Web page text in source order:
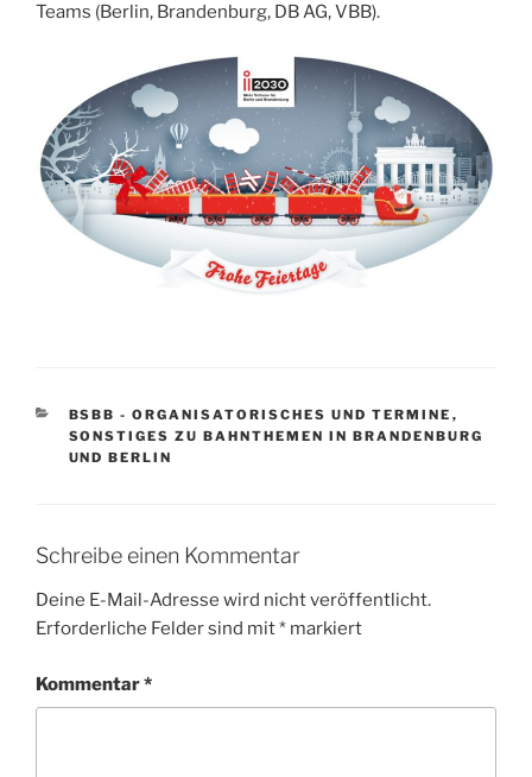
Teams (Berlin, Brandenburg, DB AG, VBB).
KATEGORIEN
BSBB - ORGANISATORISCHES UND TERMINE ,
SONSTIGES ZU BAHNTHEMEN IN BRANDENBURG
UND BERLIN
Schreibe einen Kommentar
Deine E-Mail-Adresse wird nicht veröffentlicht.
Erforderliche Felder sind mit* markiert
Kommentar*